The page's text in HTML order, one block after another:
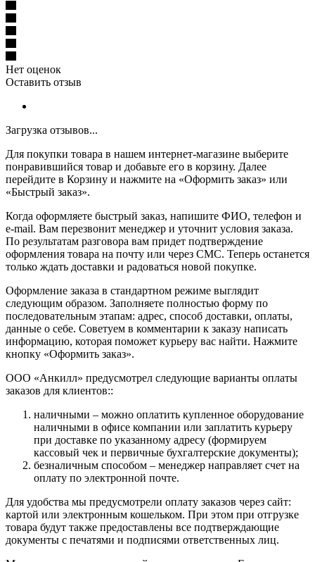
Нет оценок
Оставить отзыв
Загрузка отзывов...
Для покупки товара в нашем интернет-магазине выберите
понравившийся товар и добавьте его в корзину. Далее
перейдите в Корзину и нажмите на «Оформить заказ» или
«Быстрый заказ».
Когда оформляете быстрый заказ, напишите ФИО, телефон и
e-mail. Вам перезвонит менеджер и уточнит условия заказа.
По результатам разговора вам придет подтверждение
оформления товара на почту или через СМС. Теперь останется
только ждать доставки и радоваться новой покупке.
Оформление заказа в стандартном режиме выглядит
следующим образом. Заполняете полностью форму по
последовательным этапам: адрес, способ доставки, оплаты,
данные о себе. Советуем в комментарии к заказу написать
информацию, которая поможет курьеру вас найти. Нажмите
кнопку «Оформить заказ».
ООО «Анкилл» предусмотрел следующие варианты оплаты
заказов для клиентов::
наличными – можно оплатить купленное оборудование
наличными в офисе компании или заплатить курьеру
при доставке по указанному адресу (формируем
кассовый чек и первичные бухгалтерские документы);
безналичным способом – менеджер направляет счет на
оплату по электронной почте.
Для удобства мы предусмотрели оплату заказов через сайт:
картой или электронным кошельком. При этом при отгрузке
товара будут также предоставлены все подтверждающие
документы с печатями и подписями ответственных лиц.